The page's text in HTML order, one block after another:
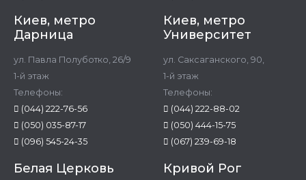
Киев, метро
Дарница
ул. Павла Полуботко, 26/9
1-й этаж
Телефоны:
(044) 222-76-56
(050) 035-87-17
(096) 545-24-35
Киев, метро
Университет
ул. Саксаганского, 90,
1-й этаж
Телефоны:
(044) 222-88-02
(050) 444-15-75
(067) 239-69-18
Белая Церковь Кривой Рог